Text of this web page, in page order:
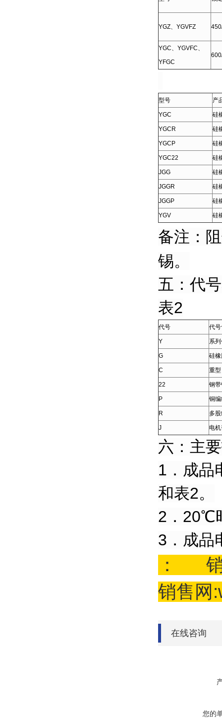
YGZ、YGVFZ
YGC、YGVFC、
YFGC
型号 产
YGC 硅
YGCR 硅
YGCP 硅
YGC22 硅
JGG 硅
JGGR 硅
JGGP 硅
YGV 硅
备注：
锡。
五：代
表2
代号 代
Y 系
G 硅
C 重型
22 钢
P 铜
R 多
J 电
六：主
1．成品
和表2。
2．20℃
3．成品
： 销
销售
在线咨询
您的